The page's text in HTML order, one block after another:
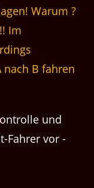
Warum ?
Im
B fahren